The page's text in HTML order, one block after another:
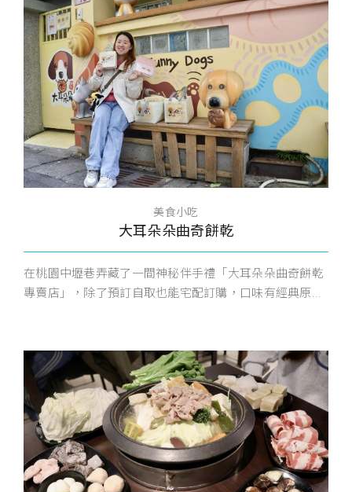
美食小吃
大耳朵朵曲奇餅乾
在桃園中壢巷弄藏了一間神秘伴手禮「大耳朵朵曲奇餅乾
專賣店」，除了預訂自取也能宅配訂購，口味有經典原...